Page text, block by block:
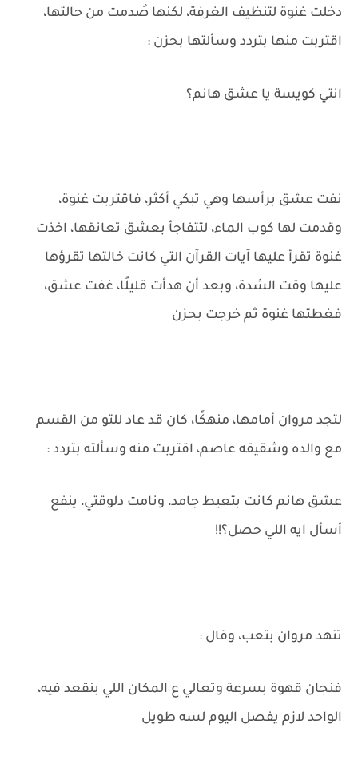
دخلت غنوة لتنظيف الغرفة، لكنها صُدمت من حالتها،
اقتربت منها بتردد وسألتها بحزن :
انتي كويسة يا عشق هانم؟
نفت عشق برأسها وهي تبكي أكثر، فاقتربت غنوة،
وقدمت لها كوب الماء، لتتفاجأ بعشق تعانقها، اخذت
غنوة تقرأ عليها آيات القرآن التي كانت خالتها تقرؤها
عليها وقت الشدة، وبعد أن هدأت قليلًا، غفت عشق،
فغطتها غنوة ثم خرجت بحزن
لتجد مروان أمامها، منهكًا، كان قد عاد للتو من القسم
مع والده وشقيقه عاصم، اقتربت منه وسألته بتردد :
عشق هانم كانت بتعيط جامد، ونامت دلوقتي، ينفع
أسأل ايه اللي حصل؟!!
تنهد مروان بتعب، وقال :
فنجان قهوة بسرعة وتعالي ع المكان اللي بنقعد فيه،
الواحد لازم يفصل اليوم لسه طويل